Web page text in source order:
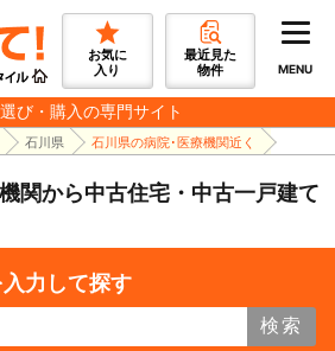
お気に
入り
最近見た
物件
MENU
び・購入の専門サイト
石川県 石川県の病院･医療機関近く
関から中古住宅・中古一戸建て
力して探す
検索